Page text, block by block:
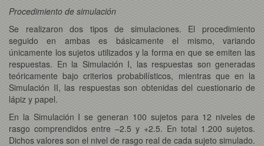
Procedimiento de simulación
Se realizaron dos tipos de simulaciones. El procedimiento
seguido en ambas es básicamente el mismo, variando
únicamente los sujetos utilizados y la forma en que se emiten las
respuestas. En la Simulación I, las respuestas son generadas
teóricamente bajo criterios probabilísticos, mientras que en la
Simulación II, las respuestas son obtenidas del cuestionario de
lápiz y papel.
En la Simulación I se generan 100 sujetos para 12 niveles de
rasgo comprendidos entre –2.5 y +2.5. En total 1.200 sujetos.
Dichos valores son el nivel de rasgo real de cada sujeto simulado.